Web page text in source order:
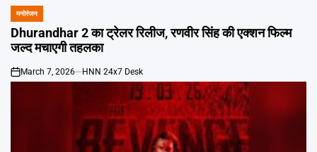
POSTED
IN
मनोरंजन
Dhurandhar 2 का ट्रेलर रिलीज, रणवीर सिंह की एक्शन फिल्म
जल्द मचाएगी तहलका
on
March 7, 2026 HNN 24x7 Desk